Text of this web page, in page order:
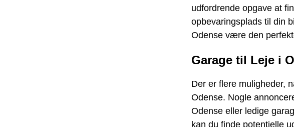
udfordrende opgave at
opbevaringsplads til din
Odense være den
Garage til Leje i
Der er flere muligheder,
Odense. Nogle
Odense eller ledige
kan du finde potentielle